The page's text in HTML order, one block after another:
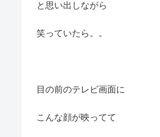
と思い出しながら
笑っていたら。。
目の前のテレビ画面に
こんな顔が映ってて